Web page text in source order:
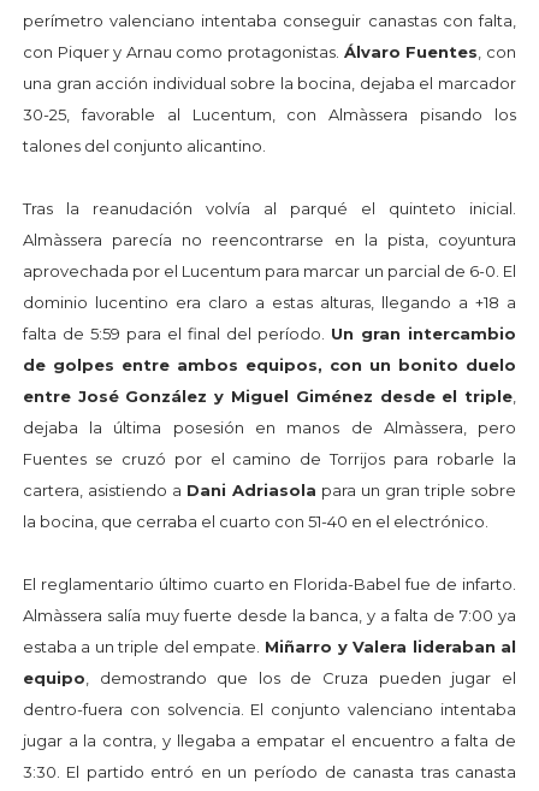
perímetro valenciano intentaba conseguir canastas con falta,
con Piquer y Arnau como protagonistas. Álvaro Fuentes , con
una gran acción individual sobre la bocina, dejaba el marcador
30-25, favorable al Lucentum, con Almàssera pisando los
talones del conjunto alicantino.
Tras la reanudación volvía al parqué el quinteto inicial.
Almàssera parecía no reencontrarse en la pista, coyuntura
aprovechada por el Lucentum para marcar un parcial de 6-0. El
dominio lucentino era claro a estas alturas, llegando a +18 a
falta de 5:59 para el final del período. Un gran intercambio
de golpes entre ambos equipos, con un bonito duelo
entre José González y Miguel Giménez desde el triple
dejaba la última posesión en manos de Almàssera, pero
Fuentes se cruzó por el camino de Torrijos para robarle la
cartera, asistiendo a Dani Adriasola para un gran triple sobre
la bocina, que cerraba el cuarto con 51-40 en el electrónico.
El reglamentario último cuarto en Florida-Babel fue de infarto.
Almàssera salía muy fuerte desde la banca, y a falta de 7:00 ya
estaba a un triple del empate. Miñarro y Valera lideraban al
equipo , demostrando que los de Cruza pueden jugar el
dentro-fuera con solvencia. El conjunto valenciano intentaba
jugar a la contra, y llegaba a empatar el encuentro a falta de
3:30. El partido entró en un período de canasta tras canasta